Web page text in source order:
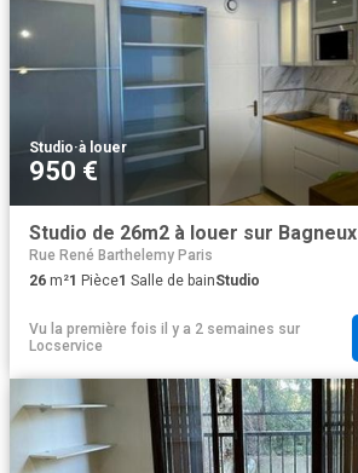
Studio·à louer
950 €
Studio de 26m2 à louer sur Bagneux
Rue René Barthelemy Paris
26 m²1 Pièce1 Salle de bainStudio
Vu la première fois il y a 2 semaines sur
Locservice